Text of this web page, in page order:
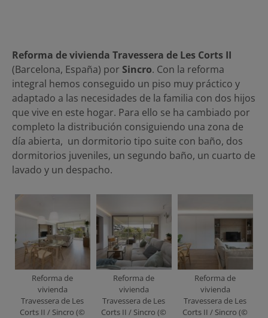
Reforma de vivienda Travessera de Les Corts II
(Barcelona, España) por Sincro. Con la reforma
integral hemos conseguido un piso muy práctico y
adaptado a las necesidades de la familia con dos hijos
que vive en este hogar. Para ello se ha cambiado por
completo la distribución consiguiendo una zona de
día abierta, un dormitorio tipo suite con baño, dos
dormitorios juveniles, un segundo baño, un cuarto de
lavado y un despacho.
Reforma de
vivienda
Travessera de Les
Corts II / Sincro (©
Reforma de
vivienda
Travessera de Les
Corts II / Sincro (©
Reforma de
vivienda
Travessera de Les
Corts II / Sincro (©